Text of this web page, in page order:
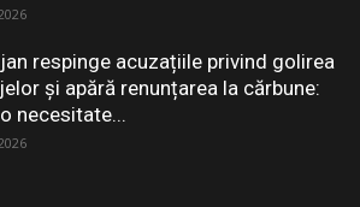
respinge acuzațiile privind golirea
și apără renunțarea la cărbune:
o necesitate...